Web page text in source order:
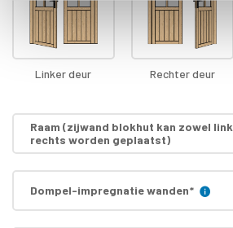
Linker deur Rechter deur
Raam (zijwand blokhut kan zowel
rechts worden geplaatst)
Dompel-impregnatie wanden*